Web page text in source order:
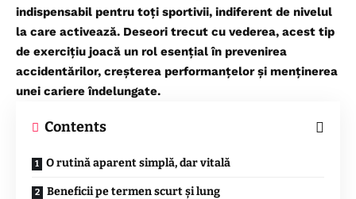
indispensabil pentru toți sportivii, indiferent de nivelul
la care activează. Deseori trecut cu vederea, acest tip
de exercițiu joacă un rol esențial în prevenirea
accidentărilor, creșterea performanțelor și menținerea
unei cariere îndelungate.
Contents
O rutină aparent simplă, dar vitală
Beneficii pe termen scurt și lung